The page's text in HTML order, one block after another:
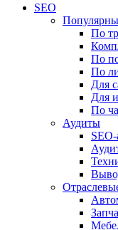
SEO
По
По
По
Для
Для
По
Аудиты
SEO-